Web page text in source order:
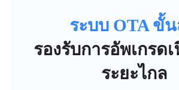
ระบบ OTA ขั้น
รองรับการอัพเกรด
ระยะไกล